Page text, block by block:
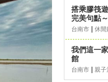
搭乘膠筏
完美句點
台南市 休閒
我們這一
館
台南市 親子